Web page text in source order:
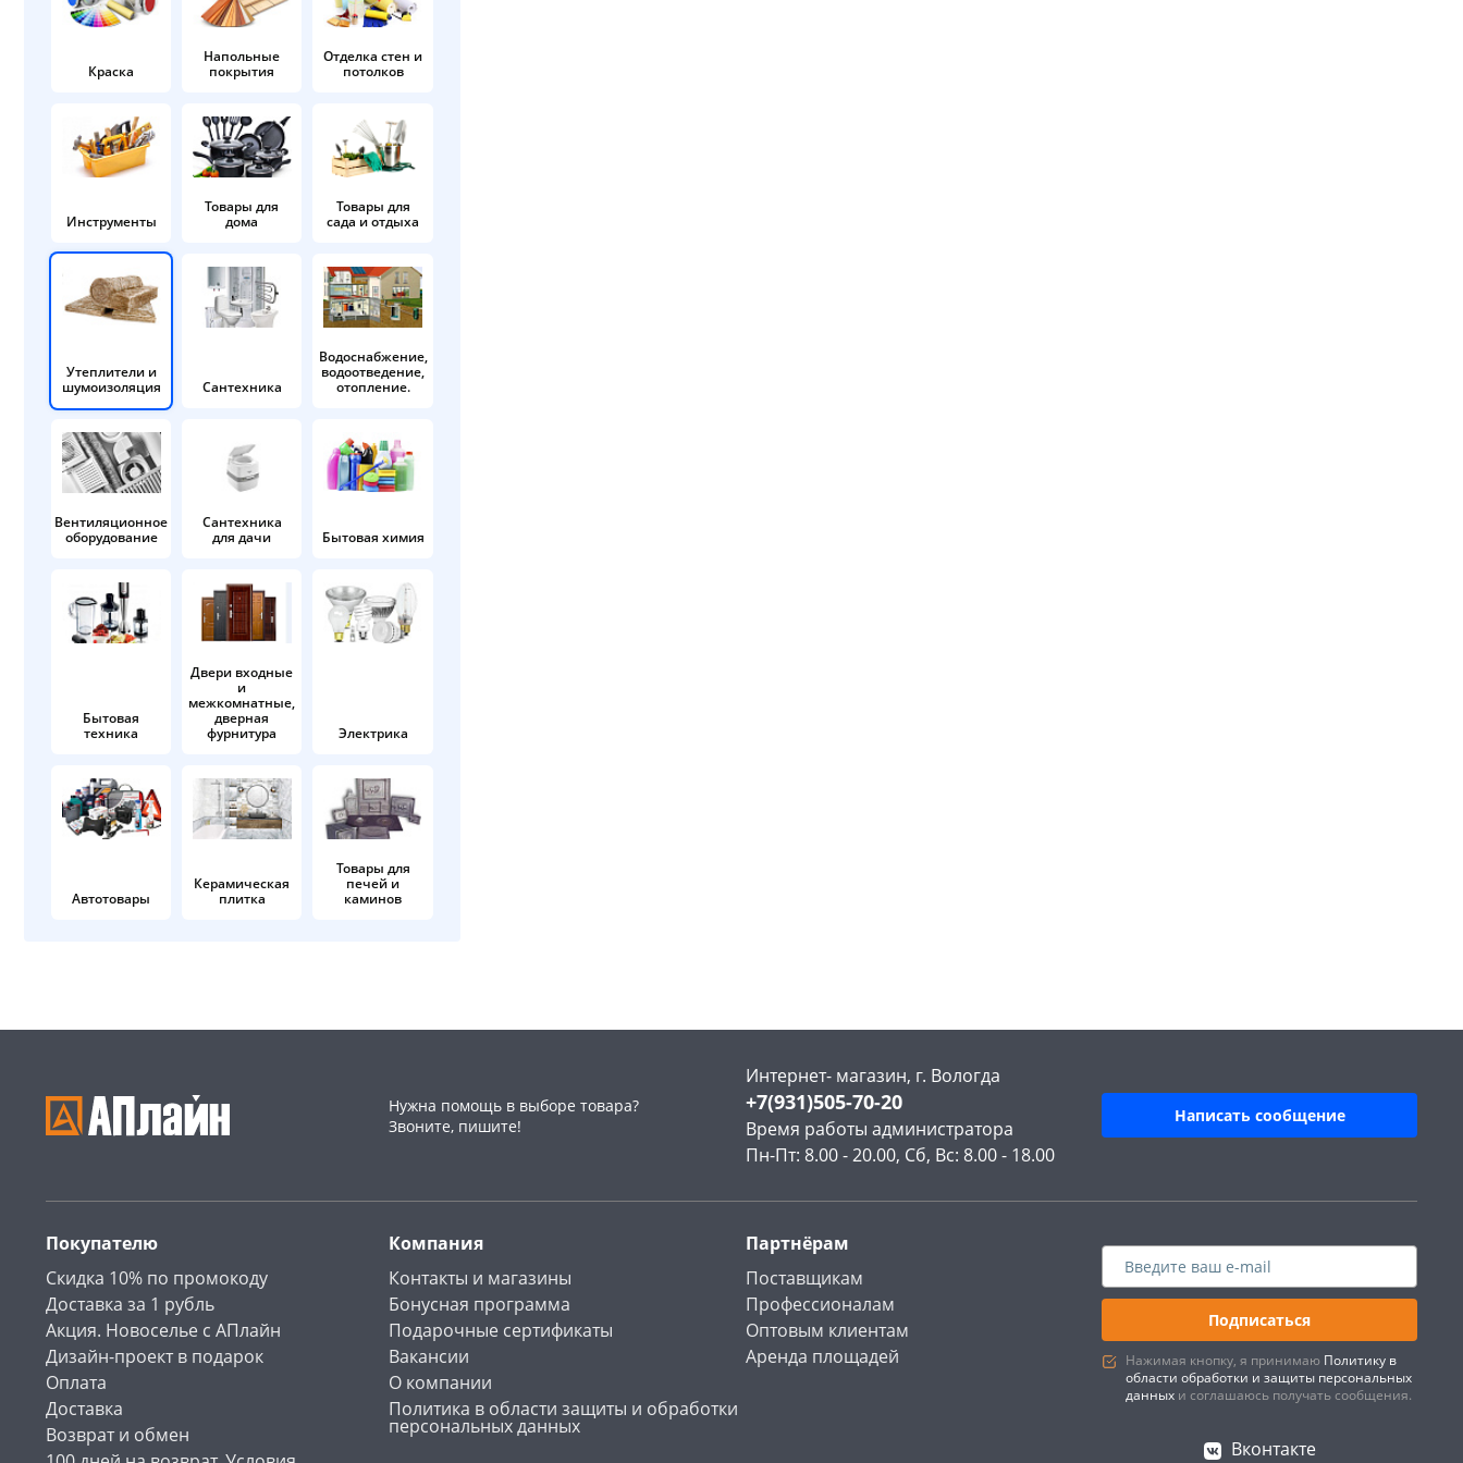
Краска
Напольные
покрытия
Отделка стен и
потолков
Инструменты
Товары для
дома
Товары для
сада и отдыха
Утеплители и
шумоизоляция
Сантехника
Водоснабжение,
водоотведение,
отопление.
Вентиляционное
оборудование
Сантехника
для дачи
Бытовая химия
Бытовая
техника
Двери входные
и
межкомнатные,
дверная
фурнитура
Электрика
Автотовары
Керамическая
плитка
Товары для
печей и
каминов
Нужна помощь в выборе товара?
Звоните, пишите!
Интернет- магазин, г. Вологда
+7(931)505-70-20
Время работы администратора
Пн-Пт: 8.00 - 20.00, Сб, Вс: 8.00 - 18.00
Написать сообщение
Покупателю
Скидка 10% по промокоду
Доставка за 1 рубль
Акция. Новоселье с АПлайн
Дизайн-проект в подарок
Оплата
Доставка
Возврат и обмен
Компания
Контакты и магазины
Бонусная программа
Подарочные сертификаты
Вакансии
О компании
Политика в области защиты и обработки
персональных данных
Партнёрам
Поставщикам
Профессионалам
Оптовым клиентам
Аренда площадей
Подписаться
Нажимая кнопку, я принимаю Политику в
области обработки и защиты персональных
данных и соглашаюсь получать сообщения.
Вконтакте
раз в 2 недели